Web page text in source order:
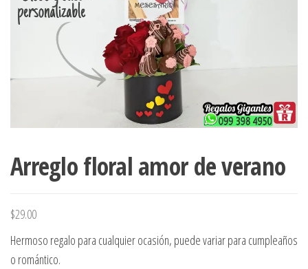
Arreglo floral amor de verano
$29.00
Hermoso regalo para cualquier ocasión, puede variar para cumpleaños
o romántico.